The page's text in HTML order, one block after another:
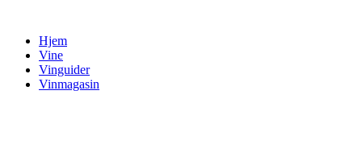
indholdHjem
Vine
Vinguider
Vinmagasin